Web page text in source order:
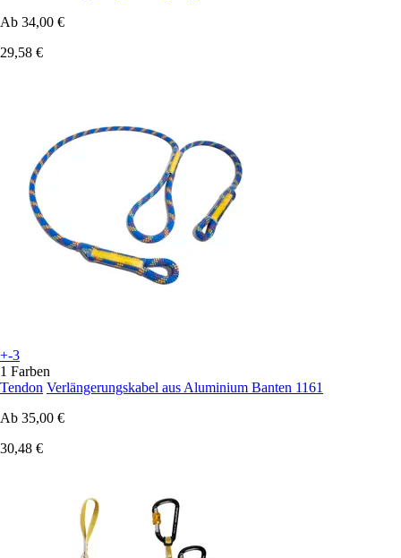
Ab 34,00 €
29,58 €
+-3
1 Farben
Tendon Verlängerungskabel aus Aluminium Banten 1161
Ab 35,00 €
30,48 €